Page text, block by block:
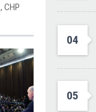
CHP
04
05